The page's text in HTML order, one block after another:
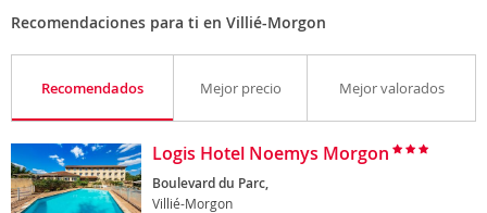
Recomendaciones para ti en Villié-Morgon
Recomendados Mejor precio Mejor valorados
Logis Hotel Noemys Morgon
Boulevard du Parc,
Villié-Morgon